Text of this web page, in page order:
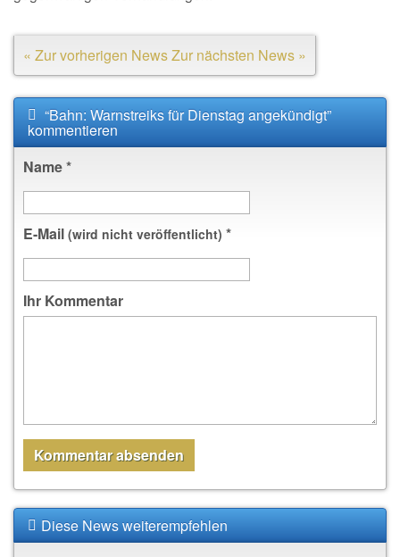
« Zur vorherigen NewsZur nächsten News »
“Bahn: Warnstreiks für Dienstag angekündigt”
kommentieren
Name*
E-Mail (wird nicht veröffentlicht) *
Ihr Kommentar
Diese News weiterempfehlen